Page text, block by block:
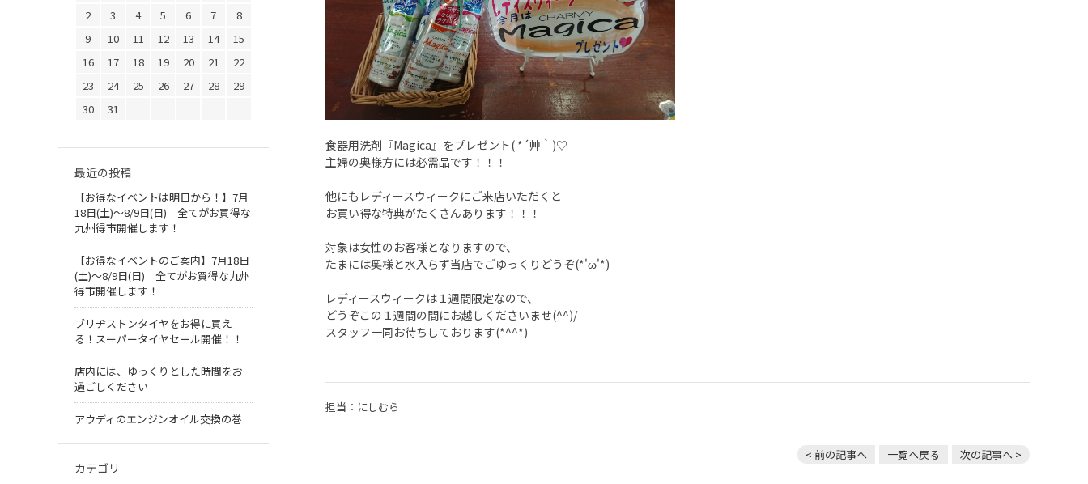
食器用洗剤『Magica』をプレゼント( *´艸｀)♡
主婦の奥様方には必需品です！！！
他にもレディースウィークにご来店いただくと
お買い得な特典がたくさんあります！！！
対象は女性のお客様となりますので、
たまには奥様と水入らず当店でごゆっくりどうぞ(*'ω'*)
レディースウィークは１週間限定なので、
どうぞこの１週間の間にお越しくださいませ(^^)/
スタッフ一同お待ちしております(*^^*)
担当：にしむら
< 前の記事へ 一覧へ戻る 次の記事へ >
2
3 4 5 6 7
8
9
10 11 12 13 14
15
16
17 18 19 20 21
22
23
24 25 26 27 28
29
30
31
最近の投稿
【お得なイベントは明日から！】7月
18日(土)～8/9日(日) 全てがお買得な
九州得市開催します！
【お得なイベントのご案内】7月18日
(土)～8/9日(日) 全てがお買得な九州
得市開催します！
ブリヂストンタイヤをお得に買え
る！スーパータイヤセール開催！！
店内には、ゆっくりとした時間をお
過ごしください
アウディのエンジンオイル交換の巻
カテゴリ